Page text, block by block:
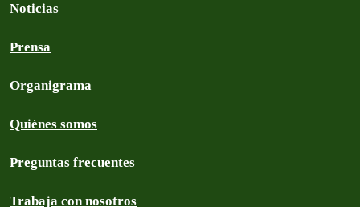
Noticias
Prensa
Organigrama
Quiénes somos
Preguntas frecuentes
Trabaja con nosotros